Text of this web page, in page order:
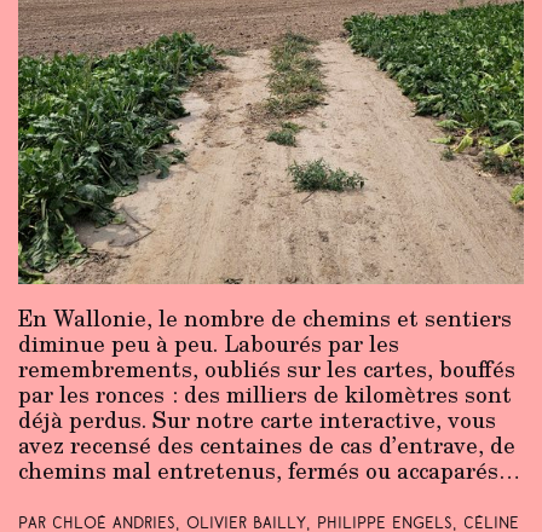
En Wallonie, le nombre de chemins et sentiers
diminue peu à peu. Labourés par les
remembrements, oubliés sur les cartes, bouffés
par les ronces : des milliers de kilomètres sont
déjà perdus. Sur notre carte interactive, vous
avez recensé des centaines de cas d’entrave, de
chemins mal entretenus, fermés ou accaparés…
Par Chloé Andries, Olivier Bailly, Philippe Engels, Céline